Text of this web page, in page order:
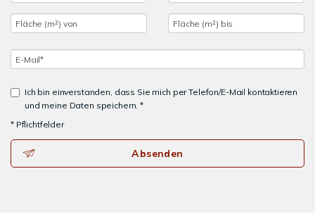
Ich bin einverstanden, dass Sie mich per Telefon/E-Mail kontaktieren
und meine Daten speichern. *
* Pflichtfelder
Absenden